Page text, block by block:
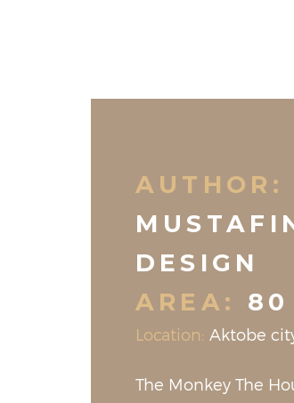
AUTHOR:
DESIGN
AREA:
Location: Aktobe
The Monkey The